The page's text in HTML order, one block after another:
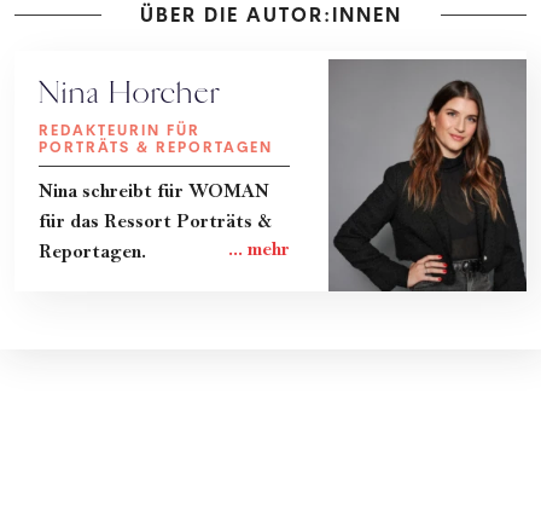
ÜBER DIE AUTOR:INNEN
Nina Horcher
REDAKTEURIN FÜR
PORTRÄTS & REPORTAGEN
Nina schreibt für WOMAN
für das Ressort Porträts &
Reportagen.